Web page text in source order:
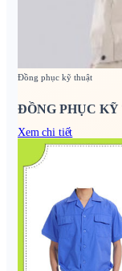
Đồng phục kỹ thuật
ĐỒNG PHỤC
Xem chi tiết